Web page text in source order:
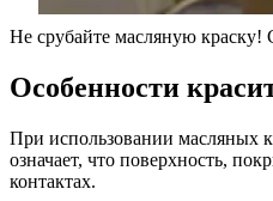
Не срубайте масляную краску!
Особенности
При использовании масляных
означает, что поверхность,
контактах.